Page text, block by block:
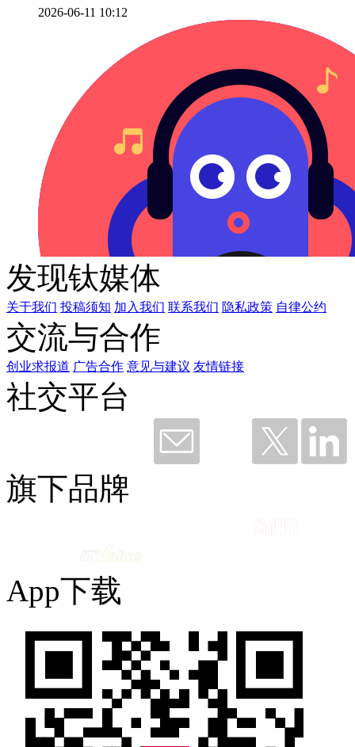
2026-06-11 10:12
谢谢钉钉，听我说——与钉同行12载
2026-06-11 09:49
发现钛媒体
关于我们 投稿须知 加入我们 联系我们 隐私政策 自律公约
交流与合作
创业求报道 广告合作 意见与建议 友情链接
社交平台
旗下品牌
App下载